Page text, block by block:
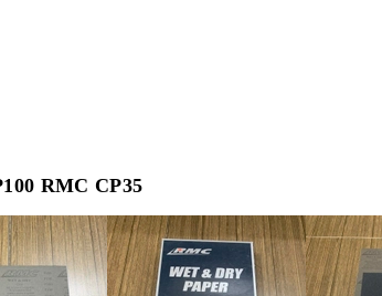
RMC CP35